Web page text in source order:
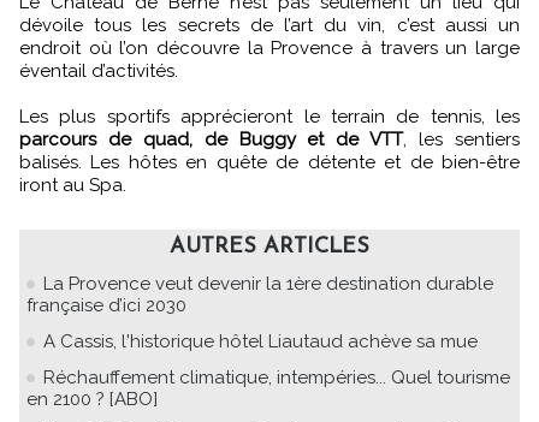
dévoile tous les secrets de l’art du vin, c’est aussi un
endroit où l’on découvre la Provence à travers un large
éventail d’activités.
Les plus sportifs apprécieront le terrain de tennis, les
parcours de quad, de Buggy et de VTT, les sentiers
balisés. Les hôtes en quête de détente et de bien-être
iront au Spa.
AUTRES ARTICLES
La Provence veut devenir la 1ère destination durable
française d’ici 2030
A Cassis, l'historique hôtel Liautaud achève sa mue
Réchauffement climatique, intempéries... Quel tourisme
en 2100 ? [ABO]